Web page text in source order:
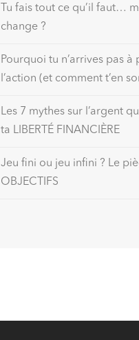
Tu fais tout ce qu’il faut…
change ?
Pourquoi tu n’arrives pas à
l’action (et comment t’en
Les 7 mythes sur l’argent
ta LIBERTÉ FINANCIÈRE
Jeu fini ou jeu infini ? Le
OBJECTIFS